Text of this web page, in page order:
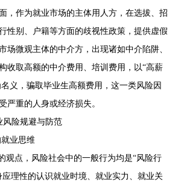
，作为就业市场的主体用人方，在选拔、招
性别、户籍等方面的歧视性政策，提供虚假
场微观主体的中介方，出现诸如中介陷阱、
收取高额的中介费用、培训费用，以“高薪
义，骗取毕业生高额费用，这一类风险因
严重的人身或经济损失。
风险规避与防范
业思维
观点，风险社会中的一般行为均是“风险行
应理性的认识就业时境、就业实力、就业关